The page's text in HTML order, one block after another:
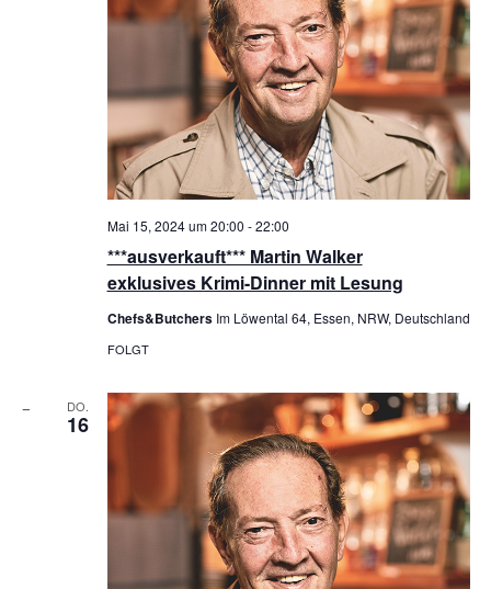
***ausverkauft*** Martin Walker
exklusives Krimi-Dinner mit Lesung
Mai 15, 2024 um 20:00 -22:00
Chefs&Butchers Im Löwental 64, Essen, NRW, Deutschland
FOLGT
DO.
16